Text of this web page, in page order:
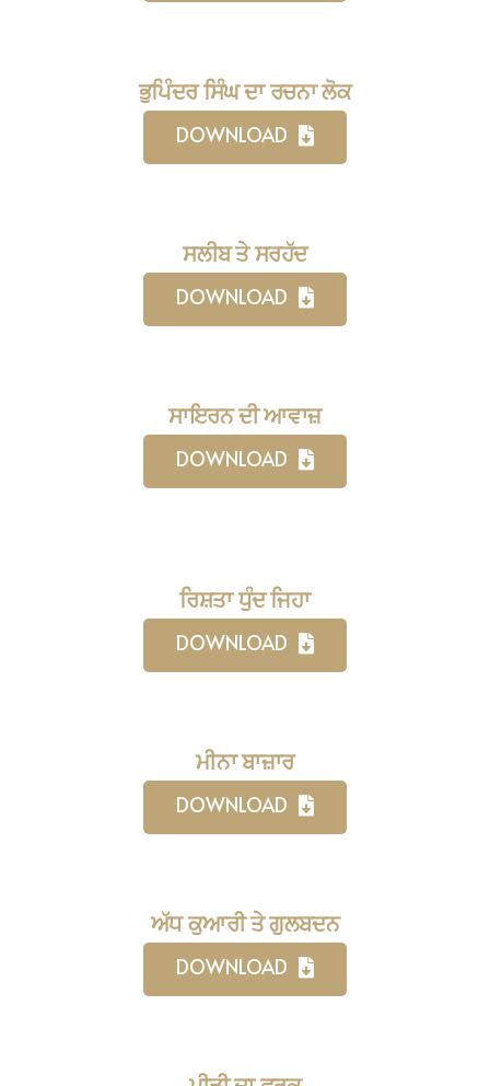
ਭੁਪਿੰਦਰ ਸਿੰਘ ਦਾ ਰਚਨਾ ਲੋਕ
DOWNLOAD
ਸਲੀਬ ਤੇ ਸਰਹੱਦ
DOWNLOAD
ਸਾਇਰਨ ਦੀ ਆਵਾਜ਼
DOWNLOAD
ਰਿਸ਼ਤਾ ਧੁੰਦ ਜਿਹਾ
DOWNLOAD
ਮੀਨਾ ਬਾਜ਼ਾਰ
DOWNLOAD
ਅੱਧ ਕੁਆਰੀ ਤੇ ਗੁਲਬਦਨ
DOWNLOAD